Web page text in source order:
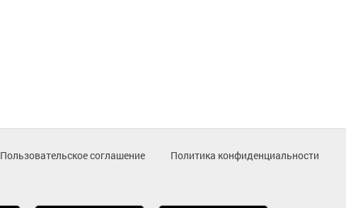
Пользовательское соглашение
Политика конфиденциальности